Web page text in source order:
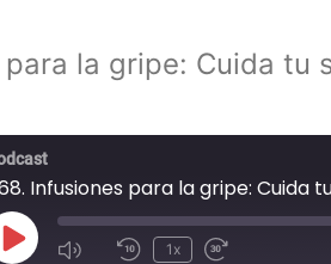
la gripe: Cuida tu
Infusiones para la gripe: Cuida
Play
1x